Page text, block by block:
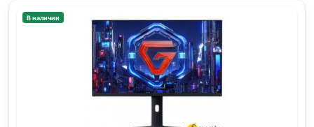
В наличии